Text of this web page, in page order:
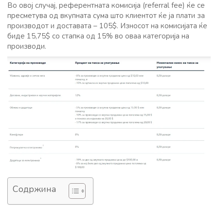
Во овој случај, референтната комисија (referral fee) ќе се
пресметува од вкупната сума што клиентот ќе ја плати за
производот и доставата – 105$. Износот на комисијата ќе
биде 15,75$ со стапка од 15% во оваа категорија на
производи.
Содржина